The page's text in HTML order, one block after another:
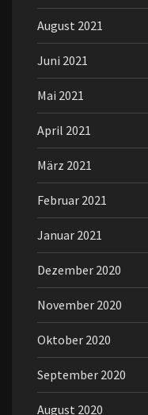
August 2021
Juni 2021
Mai 2021
April 2021
März 2021
Februar 2021
Januar 2021
Dezember 2020
November 2020
Oktober 2020
September 2020
August 2020